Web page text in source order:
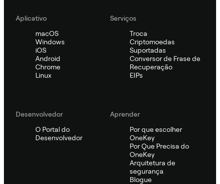
Aplicativo
macOS
Windows
iOS
Android
Chrome
Linux
Serviços
Troca
Criptomoedas
Suportadas
Conversor de Frase de
Recuperação
EIPs
Desenvolvedor
O Portal do
Desenvolvedor
Aprender
Por que escolher
OneKey
Por Que Precisa do
OneKey
Arquitetura de
segurança
Blogue